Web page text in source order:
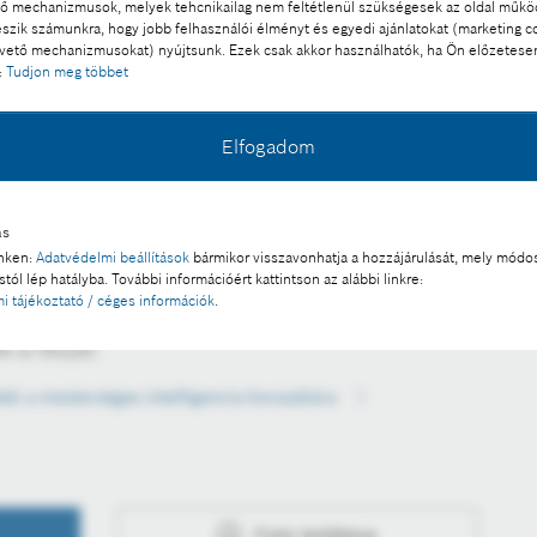
mechanizmusok, melyek tehcnikailag nem feltétlenül szükségesek az oldal
számunkra, hogy jobb felhasználói élményt és egyedi ajánlatokat (marketing
mechanizmusokat) nyújtsunk. Ezek csak akkor használhatók, ha Ön
Tudjon meg többet
Elfogadom
Adatvédelmi beállítások bármikor visszavonhatja a hozzájárulását, mely
lép hatályba. További információért kattintson az alábbi linkre:
tájékoztató / céges információk
a sajtó számára díjmentesen felhasználható.
a része:
a mesterséges intelligencia korszakára